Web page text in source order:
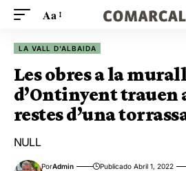
Aa
LA VALL D'ALBAIDA
Les obres a la
d’Ontinyent trauen
restes d’una
NULL
PorAdmin Publicado Abril 1, 2022